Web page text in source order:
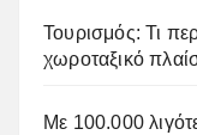
Τουρισμός: Τι
χωροταξικό
Με 100.000